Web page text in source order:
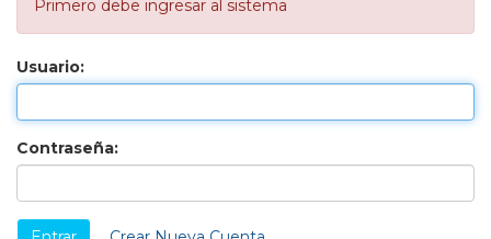
Primero debe ingresar al sistema
Usuario:
Contraseña: